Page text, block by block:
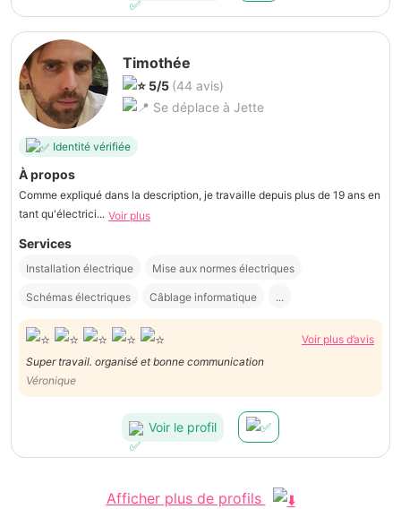
Timothée
5/5 (44 avis)
Se déplace à Jette
Identité vérifiée
À propos
Comme expliqué dans la description, je travaille depuis plus de 19 ans en
tant qu'électrici... Voir plus
Services
Installation électrique Mise aux normes électriques
Schémas électriques Câblage informatique ...
Voir plus d’avis
Super travail. organisé et bonne communication
Véronique
Voir le profil
Afficher plus de profils